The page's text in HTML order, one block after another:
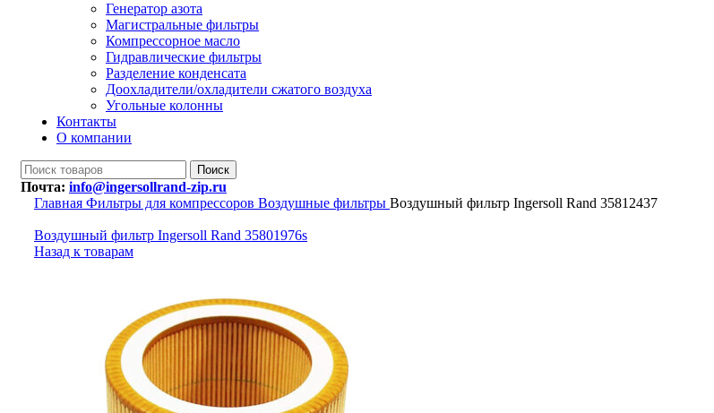
Генератор азота
Магистральные фильтры
Компрессорное масло
Гидравлические фильтры
Разделение конденсата
Доохладители/охладители сжатого воздуха
Угольные колонны
Контакты
О компании
Поиск
Почта: info@ingersollrand-zip.ru
Главная Фильтры для компрессоров Воздушные фильтры Воздушный фильтр Ingersoll Rand 35812437
Воздушный фильтр Ingersoll Rand 35801976s
Назад к товарам